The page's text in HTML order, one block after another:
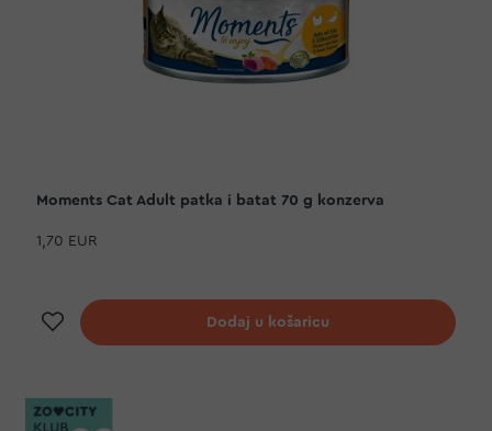
Moments Cat Adult patka i batat 70 g konzerva
1,70 EUR
Dodaj na listu želja
Dodaj u košaricu